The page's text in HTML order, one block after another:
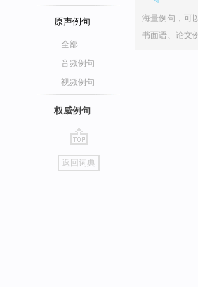
原声例句
全部
音频例句
视频例句
权威例句
go
top
返回词典
海量例句，可
书面语、论文